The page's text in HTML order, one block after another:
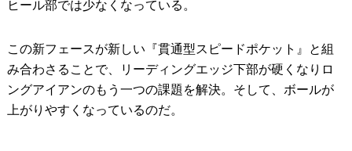
ヒール部では少なくなっている。
この新フェースが新しい『貫通型スピードポケット』と組
み合わさることで、リーディングエッジ下部が硬くなりロ
ングアイアンのもう一つの課題を解決。そして、ボールが
上がりやすくなっているのだ。